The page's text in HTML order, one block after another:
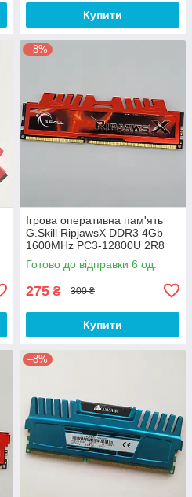
Купити
–8%
Ігрова оперативна пам'ять
G.Skill RipjawsX DDR3 4Gb
1600MHz PC3-12800U 2R8
CL9 (F3-12800CL9D-8GBXL)
Б/В
Готово до відправки 6 од.
275 ₴ 300 ₴
Купити
–8%